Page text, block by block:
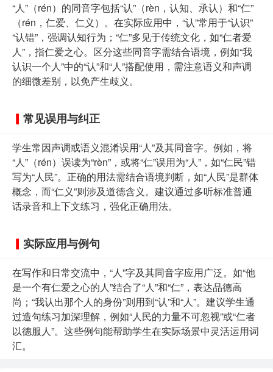
“人”（rén）的同音字包括“认”（rèn，认知、承认）和“仁”
（rén，仁爱、仁义）。在实际应用中，“认”常用于“认识”
“认错”，强调认知行为；“仁”多见于传统文化，如“仁者爱
人”，指仁爱之心。区分这些同音字需结合语境，例如“我
认识一个人”中的“认”和“人”搭配使用，需注意语义和声调
的细微差别，以免产生歧义。
常见误用与纠正
学生常因声调或语义混淆误用“人”及其同音字。例如，将
“人”（rén）误读为“rèn”，或将“仁”误用为“人”，如“仁民”错
写为“人民”。正确的用法需结合语境判断，如“人民”是群体
概念，而“仁义”则涉及道德含义。建议通过多听标准普通
话录音和上下文练习，强化正确用法。
实际应用与例句
在写作和日常交流中，“人”字及其同音字应用广泛。如“他
是一个有仁爱之心的人”结合了“人”和“仁”，表达品德高
尚；“我认出那个人的身份”则用到“认”和“人”。建议学生通
过造句练习加深理解，例如“人民的力量不可忽视”或“仁者
以德服人”。这些例句能帮助学生在实际场景中灵活运用词
汇。